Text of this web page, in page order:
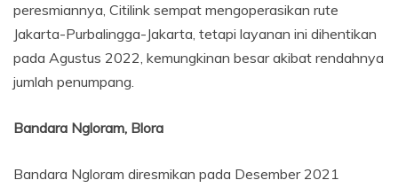
peresmiannya, Citilink sempat mengoperasikan rute
Jakarta-Purbalingga-Jakarta, tetapi layanan ini dihentikan
pada Agustus 2022, kemungkinan besar akibat rendahnya
jumlah penumpang.
Bandara Ngloram, Blora
Bandara Ngloram diresmikan pada Desember 2021